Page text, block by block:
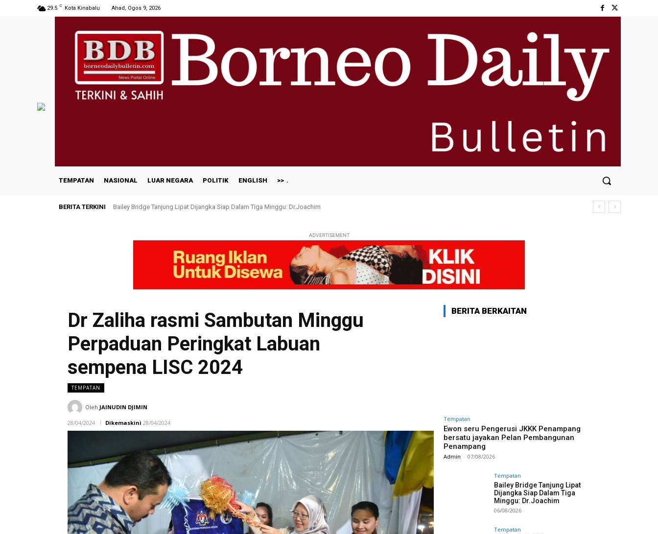
29.5 C Kota Kinabalu Ahad, Ogos 9, 2026
TEMPATAN NASIONAL LUAR NEGARA POLITIK ENGLISH >>
BERITA TERKINI Bailey Bridge Tanjung Lipat Dijangka Siap Dalam Tiga Minggu: Dr.Joachim
ADVERTISEMENT
Dr Zaliha rasmi Sambutan Minggu
Perpaduan Peringkat Labuan
sempena LISC 2024
TEMPATAN
Oleh JAINUDIN DJIMIN
28/04/2024 Dikemaskini 28/04/2024
BERITA BERKAITAN
Tempatan
Ewon seru Pengerusi JKKK Penampang
bersatu jayakan Pelan Pembangunan
Penampang
Admin - 07/08/2026
Tempatan
Bailey Bridge Tanjung Lipat
Dijangka Siap Dalam Tiga
Minggu: Dr.Joachim
06/08/2026
Tempatan